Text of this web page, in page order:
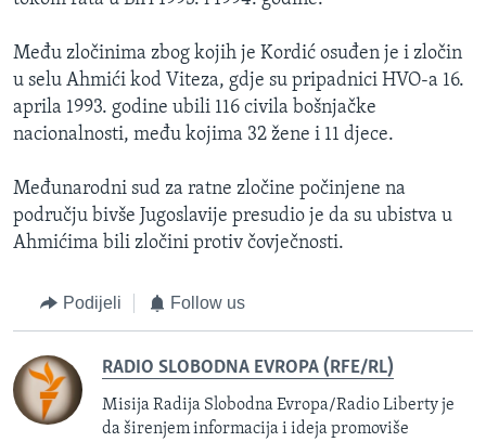
Među zločinima zbog kojih je Kordić osuđen je i zločin
u selu Ahmići kod Viteza, gdje su pripadnici HVO-a 16.
aprila 1993. godine ubili 116 civila bošnjačke
nacionalnosti, među kojima 32 žene i 11 djece.
Međunarodni sud za ratne zločine počinjene na
području bivše Jugoslavije presudio je da su ubistva u
Ahmićima bili zločini protiv čovječnosti.
Podijeli Follow us
RADIO SLOBODNA EVROPA (RFE/RL)
Misija Radija Slobodna Evropa/Radio Liberty je
da širenjem informacija i ideja promoviše